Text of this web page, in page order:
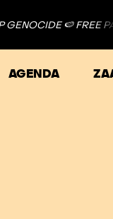
🍉 FREE
AGENDA